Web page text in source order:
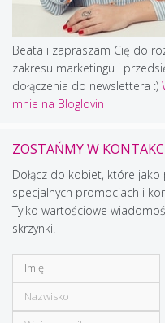
Beata i zapraszam Cię do
zakresu marketingu i
dołączenia do newslettera :)
mnie na Bloglovin
ZOSTAŃMY W
Dołącz do kobiet, które
specjalnych promocjach i
Tylko wartościowe
skrzynki!